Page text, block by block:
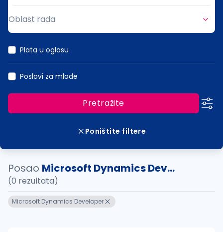
Oblast rada
Plata u oglasu
Poslovi za mlade
Pretražite
Poništite filtere
Posao Microsoft Dynamics Dev...
(0 rezultata)
Microsoft Dynamics Developer